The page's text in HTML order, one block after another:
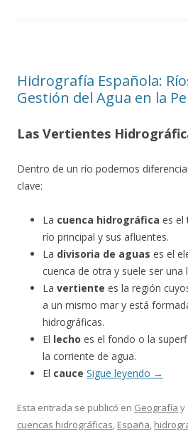
Hidrografía Española:
Gestión del Agua en la
Las Vertientes
Dentro de un río podemos
clave:
La cuenca hidrográfica es el
río principal y sus afluentes.
La divisoria de aguas es el
cuenca de otra y suele ser una
La vertiente es la región
a un mismo mar y está
hidrográficas.
El lecho es el fondo o la
la corriente de agua.
El cauce Sigue leyendo →
Esta entrada se publicó en Geografía y
cuencas hidrográficas, España,